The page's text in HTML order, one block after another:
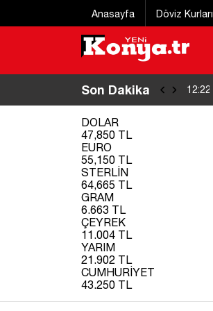
Anasayfa Döviz Kurları
Son Dakika 12:22
DOLAR
47,850 TL
EURO
55,150 TL
STERLİN
64,665 TL
GRAM
6.663 TL
ÇEYREK
11.004 TL
YARIM
21.902 TL
CUMHURİYET
43.250 TL